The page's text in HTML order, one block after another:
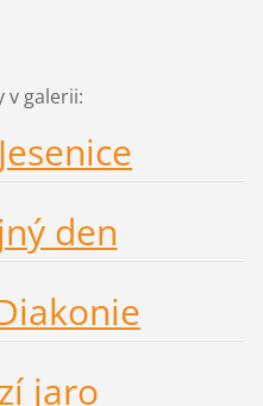
v galerii:
den
jaro